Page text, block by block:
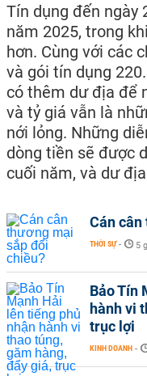
Tín dụng đến ngày
năm 2025, trong
hơn. Cùng với các
và gói tín dụng
có thêm dư địa để
và tỷ giá vẫn là
nới lỏng. Những
dòng tiền sẽ được
cuối năm, và dư
Cán
THỜI SỰ - 5
Bảo Tín
hành vi
trục lợi
KINH DOANH -